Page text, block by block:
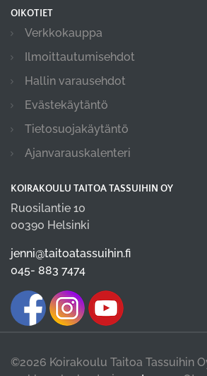
OIKOTIET
Verkkokauppa
Ilmoittautumisehdot
Hallin varausehdot
Evästekäytäntö
Tietosuojakäytäntö
Ajanvarauskalenteri
KOIRAKOULU TAITOA TASSUIHIN OY
Ruosilantie 10
00390 Helsinki
jenni@taitoatassuihin.fi
045- 883 7474
©2026 Koirakoulu Taitoa Tassuihin